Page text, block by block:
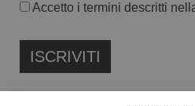
Accetto i termini descritti